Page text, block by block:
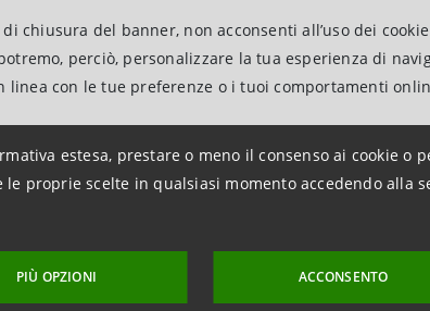
chiusura del banner, non acconsenti all’uso dei
perciò, personalizzare la tua esperienza di
con le tue preferenze o i tuoi comportamenti
estesa, prestare o meno il consenso ai cookie o
proprie scelte in qualsiasi momento accedendo alla
PIÙ OPZIONI ACCONSENTO
primo semestre la crescita dei ricavi da interessi
maturati pari a €3 miliardi: il 40% di questi è
importanti interventi di carattere sociale